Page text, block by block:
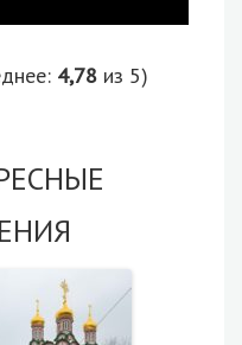
4,78 из 5)